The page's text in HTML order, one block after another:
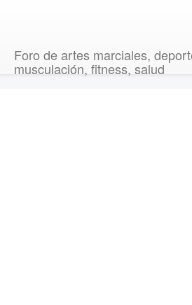
Foro de artes marciales,
musculación, fitness, salud